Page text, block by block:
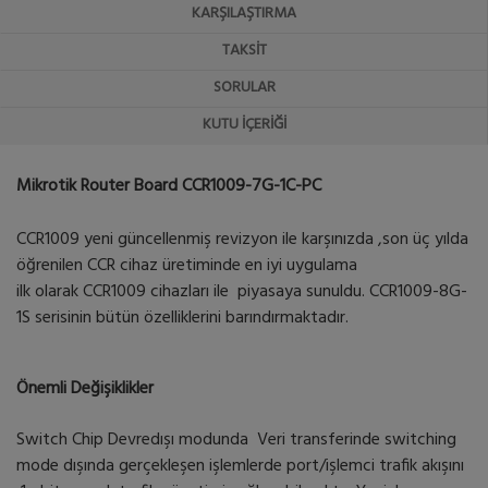
KARŞILAŞTIRMA
TAKSIT
SORULAR
KUTU İÇERIĞI
Mikrotik Router Board CCR1009-7G-1C-PC
CCR1009 yeni güncellenmiş revizyon ile karşınızda ,son üç yılda
öğrenilen CCR cihaz üretiminde en iyi uygulama
ilk olarak CCR1009 cihazları ile piyasaya sunuldu. CCR1009-8G-
1S serisinin bütün özelliklerini barındırmaktadır.
Önemli Değişiklikler
Switch Chip Devredışı modunda Veri transferinde switching
mode dışında gerçekleşen işlemlerde port/işlemci trafik akışını